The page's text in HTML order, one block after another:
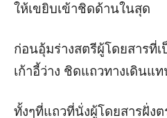
ให้เขยิบเข้าชิดด้านในสุด
ก่อนอุ้มร่างสตรีผู้โดยสารที่
เก้าอี้ว่าง ชิดแถวทางเดินแ
ทั้งๆที่แถวที่นั่งผู้โดยสารฝั่ง